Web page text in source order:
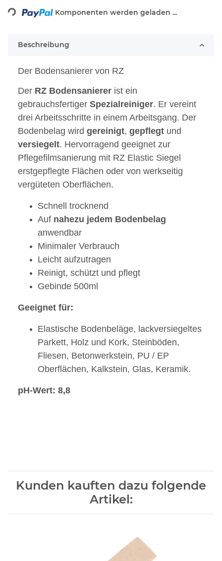
Loading... Komponenten werden geladen ...
Beschreibung
Der Bodensanierer von RZ
Der RZ Bodensanierer ist ein
gebrauchsfertiger Spezialreiniger. Er vereint
drei Arbeitsschritte in einem Arbeitsgang. Der
Bodenbelag wird gereinigt, gepflegt und
versiegelt. Hervorragend geeignet zur
Pflegefilmsanierung mit RZ Elastic Siegel
erstgepflegte Flächen oder von werkseitig
vergüteten Oberflächen.
Schnell trocknend
Auf nahezu jedem Bodenbelag
anwendbar
Minimaler Verbrauch
Leicht aufzutragen
Reinigt, schützt und pflegt
Gebinde 500ml
Geeignet für:
Elastische Bodenbeläge, lackversiegeltes
Parkett, Holz und Kork, Steinböden,
Fliesen, Betonwerkstein, PU / EP
Oberflächen, Kalkstein, Glas, Keramik.
pH-Wert: 8,8
Kunden kauften dazu folgende
Artikel: